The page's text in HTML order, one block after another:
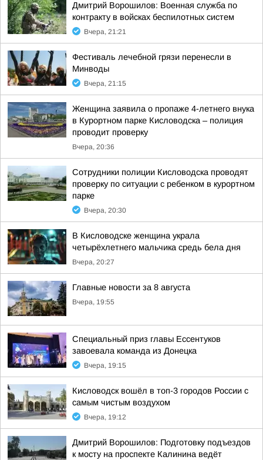
Дмитрий Ворошилов: Военная служба по
контракту в войсках беспилотных систем
Вчера, 21:21
Фестиваль лечебной грязи перенесли в
Минводы
Вчера, 21:15
Женщина заявила о пропаже 4-летнего внука
в Курортном парке Кисловодска – полиция
проводит проверку
Вчера, 20:36
Сотрудники полиции Кисловодска проводят
проверку по ситуации с ребенком в курортном
парке
Вчера, 20:30
В Кисловодске женщина украла
четырёхлетнего мальчика средь бела дня
Вчера, 20:27
Главные новости за 8 августа
Вчера, 19:55
Специальный приз главы Ессентуков
завоевала команда из Донецка
Вчера, 19:15
Кисловодск вошёл в топ-3 городов России с
самым чистым воздухом
Вчера, 19:12
Дмитрий Ворошилов: Подготовку подъездов
к мосту на проспекте Калинина ведёт